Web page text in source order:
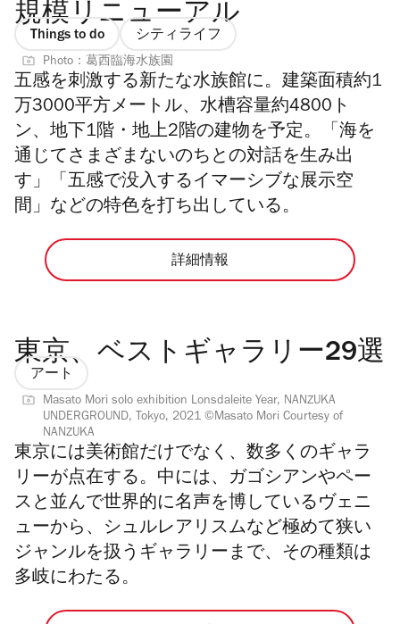
規模リニューアル
Things to do シティライフ
Photo：葛西臨海水族園
五感を刺激する新たな水族館に。建築面積約1
万3000平方メートル、水槽容量約4800ト
ン、地下1階・地上2階の建物を予定。「海を
通じてさまざまないのちとの対話を生み出
す」「五感で没入するイマーシブな展示空
間」などの特色を打ち出している。
詳細情報
東京、ベストギャラリー29選
アート
Masato Mori solo exhibition Lonsdaleite Year, NANZUKA
UNDERGROUND, Tokyo, 2021 ©Masato Mori Courtesy of
NANZUKA
東京には美術館だけでなく、数多くのギャラ
リーが点在する。中には、ガゴシアンやペー
スと並んで世界的に名声を博しているヴェニ
ューから、シュルレアリスムなど極めて狭い
ジャンルを扱うギャラリーまで、その種類は
多岐にわたる。